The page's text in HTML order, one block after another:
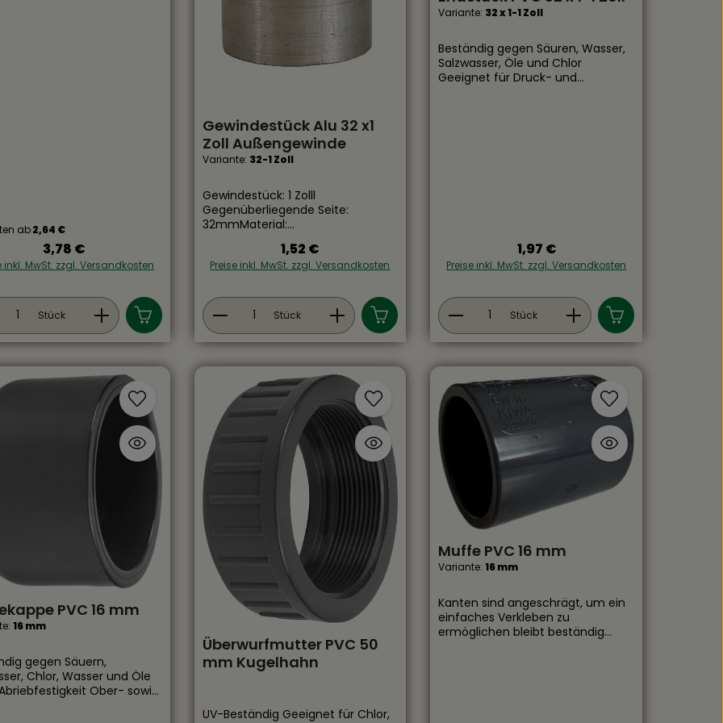
ab2,64 €
Regulärer Preis:
3,78 €
inkl. MwSt. zzgl. Versandkosten
Anzahl: Gib den gewünschten Wert ein oder benutze die
Stück
Gewindestück Alu 32 x1
Zoll Außengewinde
Variante: 32-1 Zoll
Gewindestück: 1 Zolll
Gegenüberliegende Seite:
32mmMaterial:
Regulärer Preis:
1,52 €
Preise inkl. MwSt. zzgl. Versandkosten
Produkt Anzahl: Gib den gewünschten Wert ein oder
Stück
Variante: 32 x 1-1 Zoll
Beständig gegen Säuren, Wasser,
Salzwasser, Öle und Chlor
Geeignet für Druck- und
Regulärer Preis:
1,97 €
Preise inkl. MwSt. zzgl. Versandkosten
Produkt Anzahl: Gib den
Stück
PVC 16 mm
16 mm
gegen Säuern,
Chlor, Wasser und Öle
Ober- sowie
Überwurfmutter PVC 50
mm Kugelhahn
UV-Beständig Geeignet für Chlor,
Muffe PVC 16 mm
Variante:16 mm
Kanten sind angeschrägt, um ein
einfaches Verkleben zu
ermöglichen bleibt beständig